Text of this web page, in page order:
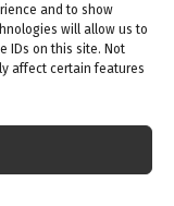
and to show
will allow us to
IDs on this site. Not
affect certain features
iarba adaptat